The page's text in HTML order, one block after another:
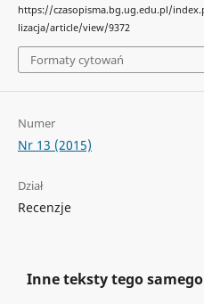
https://czasopisma.bg.ug.edu.pl/
lizacja/article/view/9372
Formaty cytowań
Numer
Nr 13 (2015)
Dział
Recenzje
Inne teksty tego